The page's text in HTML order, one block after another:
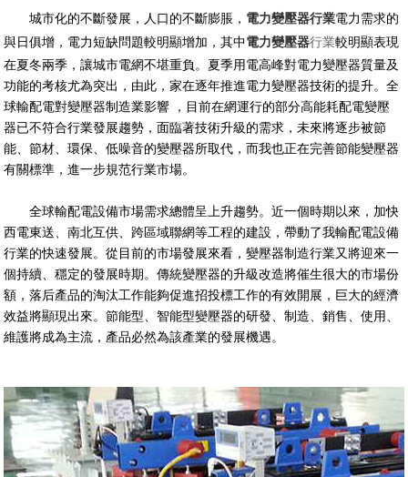
城市化的不斷發展，人口的不斷膨脹， 電力變壓器行業電力需求的
與日俱增，電力短缺問題較明顯增加，其中電力變壓器行業較明顯表現
在夏冬兩季，讓城市電網不堪重負。夏季用電高峰對電力變壓器質量及
功能的考核尤為突出，由此，家在逐年推進電力變壓器技術的提升。全
球輸配電對變壓器制造業影響 ，目前在網運行的部分高能耗配電變壓
器已不符合行業發展趨勢，面臨著技術升級的需求，未來將逐步被節
能、節材、環保、低噪音的變壓器所取代，而我也正在完善節能變壓器
有關標準，進一步規范行業市場。
全球輸配電設備市場需求總體呈上升趨勢。近一個時期以來，加快
西電東送、南北互供、跨區域聯網等工程的建設，帶動了我輸配電設備
行業的快速發展。從目前的市場發展來看，變壓器制造行業又將迎來一
個持續、穩定的發展時期。傳統變壓器的升級改造將催生很大的市場份
額，落后產品的淘汰工作能夠促進招投標工作的有效開展，巨大的經濟
效益將顯現出來。節能型、智能型變壓器的研發、制造、銷售、使用、
維護將成為主流，產品必然為該產業的發展機遇。